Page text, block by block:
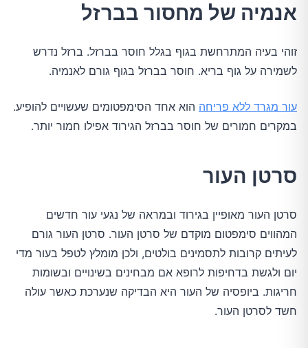
אנמיה של מחסור בברזל
זוהי בעיה המתרחשת בגוף בגלל חוסר בברזל. ברזל נדרש
לשמירה על גוף בריא. חוסר בברזל בגוף גורם לאנמיה.
עור מגרד ללא פריחה הוא אחד הסימפטומים שעשויים להופיע.
במקרים חמורים של חוסר בברזל הגירוד אפילו חמור יותר.
סרטן העור
סרטן העור מאופיין בגירוד ובמראה של נגעי עור חדשים
המהווים סימפטום מוקדם של סרטן העור. סרטן העור גורם
לעיתים קרובות לתסמינים בולטים, ולכן מומלץ לטפל בעור מדי
יום ולגשת בדחיפות לרופא אם מבחינים בשינויים ובשומות
חריגות. ביופסיה של העור היא הבדיקה שנערכת כאשר עולה
חשד לסרטן העור.